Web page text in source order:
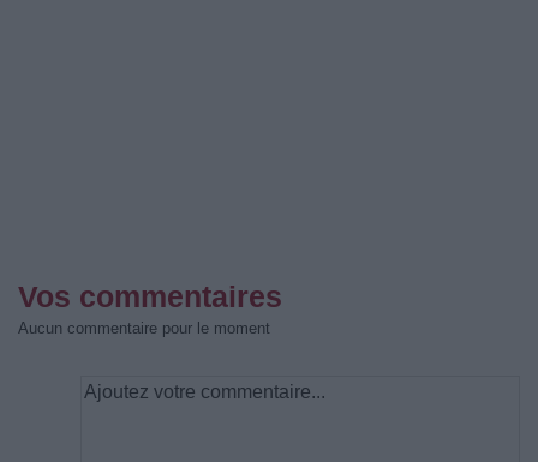
Vos commentaires
Aucun commentaire pour le moment